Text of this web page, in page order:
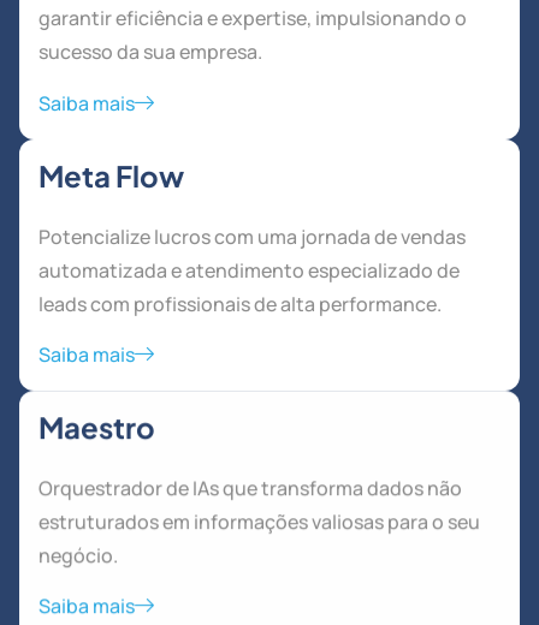
garantir eficiência e expertise, impulsionando o
sucesso da sua empresa.
Saiba mais
Meta Flow
Potencialize lucros com uma jornada de vendas
automatizada e atendimento especializado de
leads com profissionais de alta performance.
Saiba mais
Maestro
Orquestrador de IAs que transforma dados não
estruturados em informações valiosas para o seu
negócio.
Saiba mais